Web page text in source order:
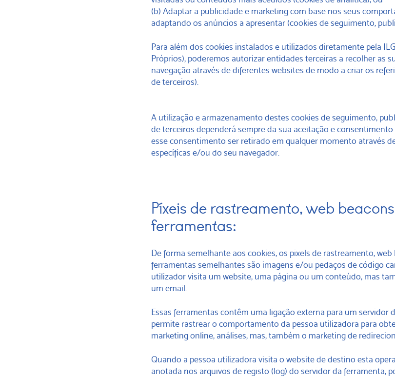
(b) Adaptar a publicidade e marketing com base nos seus
adaptando os anúncios a apresentar (cookies de seguimento,
Para além dos cookies instalados e utilizados diretamente pela
Próprios), poderemos autorizar entidades terceiras a recolher as
navegação através de diferentes websites de modo a criar os
de terceiros).
A utilização e armazenamento destes cookies de seguimento,
de terceiros dependerá sempre da sua aceitação e
esse consentimento ser retirado em qualquer momento através
específicas e/ou do seu navegador.
Píxeis de rastreamento, web
ferramentas:
De forma semelhante aos cookies, os pixels de rastreamento,
ferramentas semelhantes são imagens e/ou pedaços de código
utilizador visita um website, uma página ou um conteúdo, mas
um email.
Essas ferramentas contêm uma ligação externa para um servidor
permite rastrear o comportamento da pessoa utilizadora para
marketing online, análises, mas, também o marketing de
Quando a pessoa utilizadora visita o website de destino esta
anotada nos arquivos de registo (log) do servidor da ferramenta,